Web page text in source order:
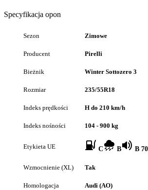
Specyfikacja opon
Sezon Zimowe
Producent Pirelli
Bieżnik Winter Sottozero 3
Rozmiar 235/55R18
Indeks prędkości H do 210 km/h
Indeks nośności 104 - 900 kg
Etykieta UE C B B
Wzmocnienie (XL) Tak
Homologacja Audi (AO)